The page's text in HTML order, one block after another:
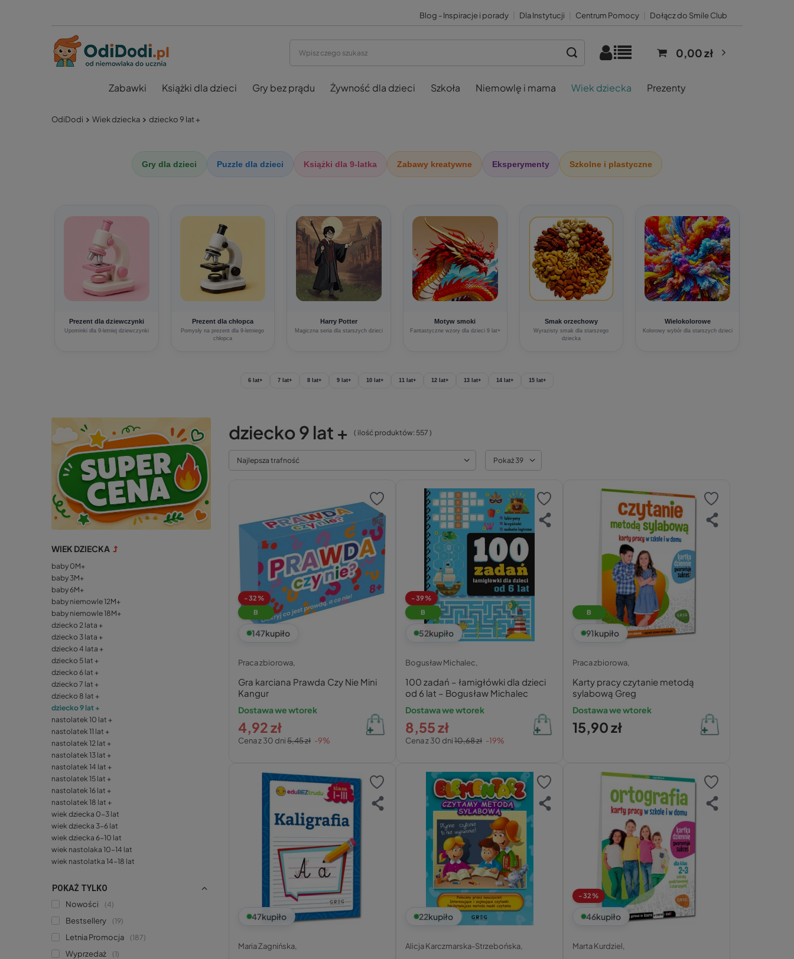
Blog - Inspiracje i porady Dla Instytucji Centrum Pomocy Dołącz do Smile Club
0,00 zł
Zabawki Książki dla dzieci Gry bez prądu Żywność dla dzieci Szkoła Niemowlę i mama Wiek dziecka Prezenty
OdiDodi Wiek dziecka dziecko 9 lat +
Gry dla dzieci Puzzle dla dzieci Książki dla 9-latka Zabawy kreatywne Eksperymenty Szkolne i plastyczne
Prezent dla dziewczynki
Upominki dla 9-letniej dziewczynki
Prezent dla chłopca
Pomysły na prezent dla 9-letniego
chłopca
Harry Potter
Magiczna seria dla starszych dzieci
Motyw smoki
Fantastyczne wzory dla dzieci 9 lat+
Smak orzechowy
Wyrazisty smak dla starszego
dziecka
Wielokolorowe
Kolorowy wybór dla starszych dzieci
6 lat+ 7 lat+ 8 lat+ 9 lat+ 10 lat+ 11 lat+ 12 lat+ 13 lat+ 14 lat+ 15 lat+
WIEK DZIECKA
baby 0M+
baby 3M+
baby 6M+
baby niemowle 12M+
baby niemowle 18M+
dziecko 2 lata +
dziecko 3 lata +
dziecko 4 lata +
dziecko 5 lat +
dziecko 6 lat +
dziecko 7 lat +
dziecko 8 lat +
dziecko 9 lat +
nastolatek 10 lat +
nastolatek 11 lat +
nastolatek 12 lat +
nastolatek 13 lat +
nastolatek 14 lat +
nastolatek 15 lat +
nastolatek 16 lat +
nastolatek 18 lat +
wiek dziecka 0-3 lat
wiek dziecka 3-6 lat
wiek dziecka 6-10 lat
wiek nastolaka 10-14 lat
wiek nastolatka 14-18 lat
POKAŻ TYLKO
Nowości
4
Bestsellery 19
Letnia Promocja 187
Wyprzedaż 1
dziecko 9 lat + ( ilość produktów: 557 )
Najlepsza trafność Pokaż 39
-32%
B
147kupiło
Praca zbiorowa,
Gra karciana Prawda Czy Nie Mini
Kangur
Dostawa we wtorek
Cena z 30 dni5,45 zł -9%
4,92 zł
-39%
B
52kupiło
Bogusław Michalec,
100 zadań – łamigłówki dla dzieci
od 6 lat – Bogusław Michalec
Dostawa we wtorek
Cena z 30 dni10,68 zł -19%
8,55 zł
B
91kupiło
Praca zbiorowa,
Karty pracy czytanie metodą
sylabową Greg
Dostawa we wtorek
15,90 zł
47kupiło
Maria Zagnińska,
22kupiło
Alicja Karczmarska-Strzebońska,
-32%
46kupiło
Marta Kurdziel,